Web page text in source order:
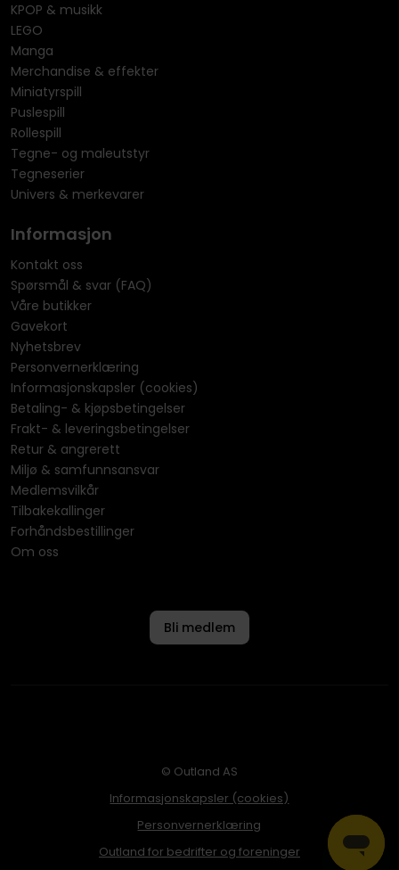
KPOP & musikk
LEGO
Manga
Merchandise & effekter
Miniatyrspill
Puslespill
Rollespill
Tegne- og maleutstyr
Tegneserier
Univers & merkevarer
Informasjon
Kontakt oss
Spørsmål & svar (FAQ)
Våre butikker
Gavekort
Nyhetsbrev
Personvernerklæring
Informasjonskapsler (cookies)
Betaling- & kjøpsbetingelser
Frakt- & leveringsbetingelser
Retur & angrerett
Miljø & samfunnsansvar
Medlemsvilkår
Tilbakekallinger
Forhåndsbestillinger
Om oss
Bli medlem
© Outland AS
Informasjonskapsler (cookies)
Personvernerklæring
Outland for bedrifter og foreninger